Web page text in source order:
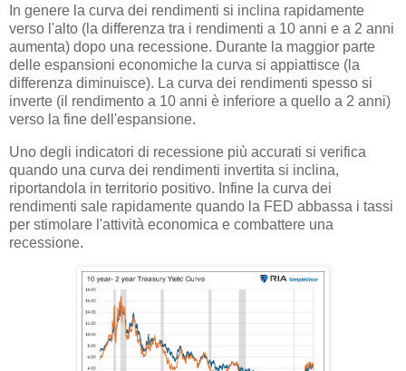
In genere la curva dei rendimenti si inclina rapidamente
verso l'alto (la differenza tra i rendimenti a 10 anni e a 2 anni
aumenta) dopo una recessione. Durante la maggior parte
delle espansioni economiche la curva si appiattisce (la
differenza diminuisce). La curva dei rendimenti spesso si
inverte (il rendimento a 10 anni è inferiore a quello a 2 anni)
verso la fine dell'espansione.
Uno degli indicatori di recessione più accurati si verifica
quando una curva dei rendimenti invertita si inclina,
riportandola in territorio positivo. Infine la curva dei
rendimenti sale rapidamente quando la FED abbassa i tassi
per stimolare l'attività economica e combattere una
recessione.